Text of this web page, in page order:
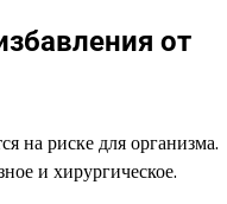
от
на риске для организма.
и хирургическое.